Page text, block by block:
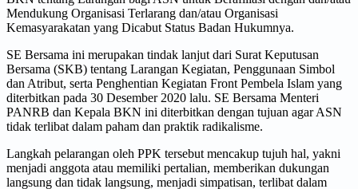
Mendukung Organisasi Terlarang dan/atau Organisasi
Kemasyarakatan yang Dicabut Status Badan Hukumnya.
SE Bersama ini merupakan tindak lanjut dari Surat Keputusan
Bersama (SKB) tentang Larangan Kegiatan, Penggunaan Simbol
dan Atribut, serta Penghentian Kegiatan Front Pembela Islam yang
diterbitkan pada 30 Desember 2020 lalu. SE Bersama Menteri
PANRB dan Kepala BKN ini diterbitkan dengan tujuan agar ASN
tidak terlibat dalam paham dan praktik radikalisme.
Langkah pelarangan oleh PPK tersebut mencakup tujuh hal, yakni
menjadi anggota atau memiliki pertalian, memberikan dukungan
langsung dan tidak langsung, menjadi simpatisan, terlibat dalam